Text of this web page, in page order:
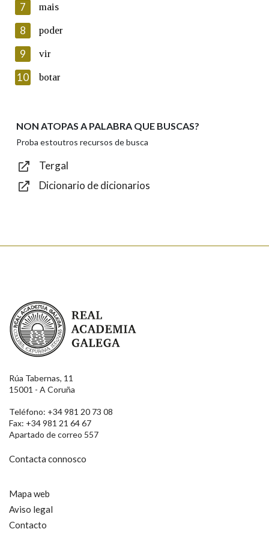
Texto de verificación
Enviar
7 mais
8 poder
9 vir
10 botar
NON ATOPAS A PALABRA QUE BUSCAS?
Proba estoutros recursos de busca
Tergal
Dicionario de dicionarios
Real Academia Galega
Rúa Tabernas, 11
15001 - A Coruña
Teléfono: +34 981 20 73 08
Fax: +34 981 21 64 67
Apartado de correo 557
Contacta connosco
Mapa web
Aviso legal
Contacto